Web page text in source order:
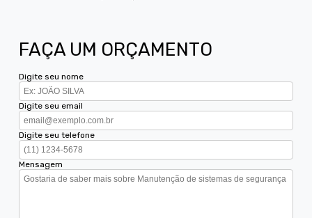
FAÇA UM ORÇAMENTO
Digite seu nome
Digite seu email
Digite seu telefone
Mensagem